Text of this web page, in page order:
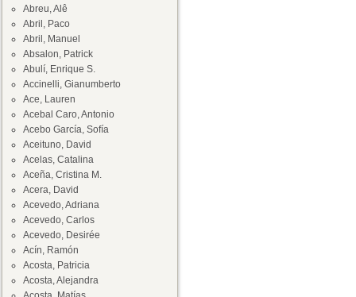
Abreu, Alê
Abril, Paco
Abril, Manuel
Absalon, Patrick
Abulí, Enrique S.
Accinelli, Gianumberto
Ace, Lauren
Acebal Caro, Antonio
Acebo García, Sofía
Aceituno, David
Acelas, Catalina
Aceña, Cristina M.
Acera, David
Acevedo, Adriana
Acevedo, Carlos
Acevedo, Desirée
Acín, Ramón
Acosta, Patricia
Acosta, Alejandra